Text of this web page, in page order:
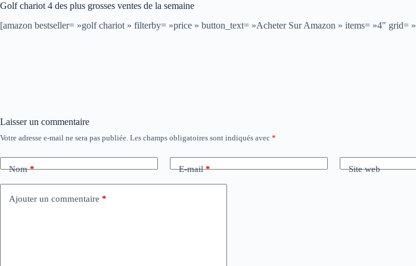
Golf chariot 4 des plus grosses ventes de la semaine
[amazon bestseller= »golf chariot » filterby= »price » button_text= »Acheter Sur Amazon » items= »4″
Laisser un commentaire
Votre adresse e-mail ne sera pas publiée. Les champs obligatoires sont indiqués avec *
Nom* E-mail* Site web
Ajouter un commentaire *